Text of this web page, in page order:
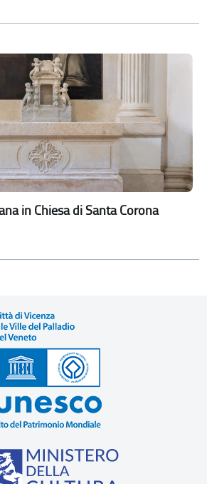
in Chiesa di Santa Corona